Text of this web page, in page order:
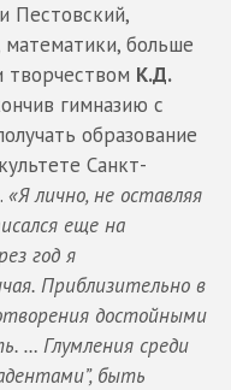
Пестовский,
математики, больше
творчеством К.Д.
гимназию с
образование
Санкт-
«Я лично, не оставляя
еще на
год я
Приблизительно в
достойными
… Глумления среди
быть